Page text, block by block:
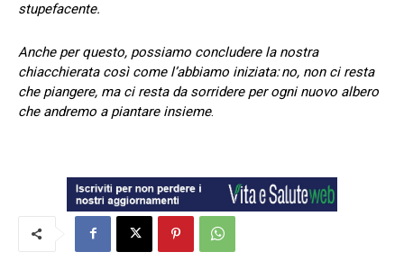
stupefacente.
Anche per questo, possiamo concludere la nostra
chiacchierata così come l’abbiamo iniziata: no, non ci resta
che piangere, ma ci resta da sorridere per ogni nuovo albero
che andremo a piantare insieme.